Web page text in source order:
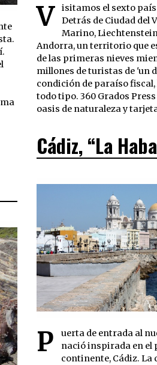
V
isitamos el sexto
Detrás de Ciudad del
Marino,
Andorra, un territorio que
de las primeras nieves
millones de turistas de 'un
condición de paraíso
todo tipo. 360 Grados
oasis de naturaleza y
Cádiz, “La
P
uerta de entrada al
nació inspirada en el
continente, Cádiz.